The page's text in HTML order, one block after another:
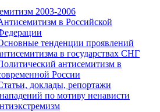
2003-2006
в Российской
тенденции проявлений
в государствах СНГ
антисемитизм в
России
доклады, репортажи
по мотиву ненависти